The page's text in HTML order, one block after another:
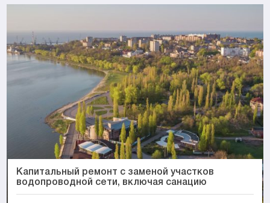
Капитальный ремонт с заменой участков
водопроводной сети, включая санацию